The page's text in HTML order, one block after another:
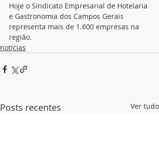
Hoje o Sindicato Empresarial de Hotelaria
e Gastronomia dos Campos Gerais
representa mais de 1.600 empresas na
região.
notícias
Posts recentes Ver tudo